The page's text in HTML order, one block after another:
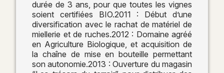
durée de 3 ans, pour que toutes les vignes
soient certifiées BIO.2011 : Début d’une
diversification avec le rachat de matériel de
miellerie et de ruches.2012 : Domaine agréé
en Agriculture Biologique, et acquisition de
la chaîne de mise en bouteille permettant
son autonomie.2013 : Ouverture du magasin